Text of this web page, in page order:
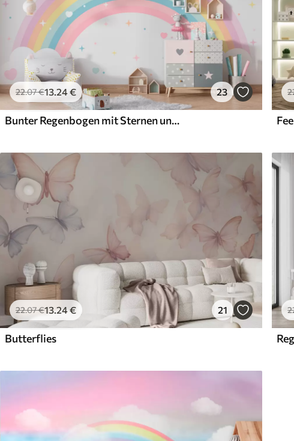
22.07€13.24€ 23
Bunter Regenbogen mit Sternen und Herzen im skandinavischen Stil
22.07€13 .24€ 21
Butterflies